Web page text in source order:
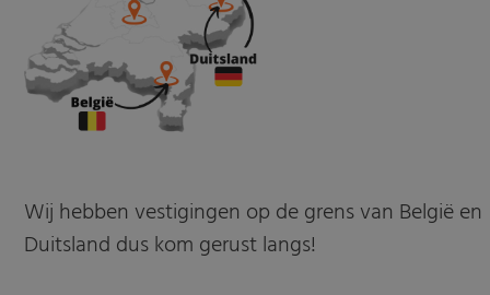
Wij hebben vestigingen op de grens van België en
Duitsland dus kom gerust langs!